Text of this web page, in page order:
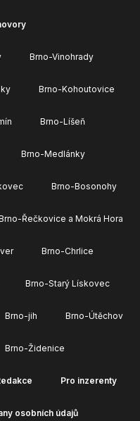
Brno-Vinohrady
Brno-Kohoutovice
Brno-Líšeň
Brno-Medlánky
Brno-Bosonohy
Řečkovice a Mokrá Hora
Brno-Chrlice
Brno-Starý Lískovec
Brno-jih Brno-Útěchov
Brno-Židenice
Pro inzerenty
osobních údajů